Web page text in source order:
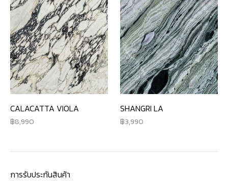
CALACATTA VIOLA
8,990
SHANGRI LA
3,990
การรับประกันสินค้า